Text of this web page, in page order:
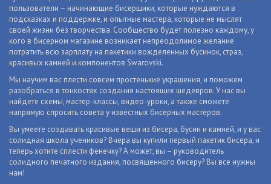
пользователи – начинающие бисерщики, которые нуждаются в
подсказках и поддержке, и опытные мастера, которые не мыслят
своей жизни без творчества. Сообщество будет полезно каждому, у
кого в бисерном магазине возникает непреодолимое желание
потратить всю зарплату на пакетики вожделенных бусинок, страз,
красивых камней и компонентов Swarovski.
Мы научим вас плести совсем простенькие украшения, и поможем
разобраться в тонкостях создания настоящих шедевров. У нас вы
найдете схемы, мастер-классы, видео-уроки, а также сможете
напрямую спросить совета у известных бисерных мастеров.
Вы умеете создавать красивые вещи из бисера, бусин и камней, и у вас
солидная школа учеников? Вчера вы купили первый пакетик бисера, и
теперь хотите сплести фенечку? А может, вы – руководитель
солидного печатного издания, посвященного бисеру? Вы все нужны
нам!